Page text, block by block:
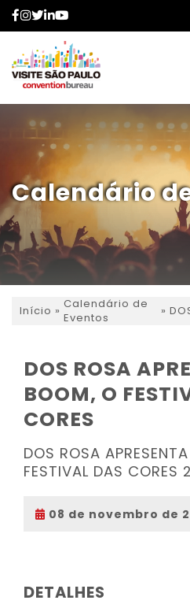
Facebook
Instagram
Twitter
LinkedIn
Calendário
Início » Calendário de
Eventos
»
DOS ROSA
BOOM, O
CORES
DOS ROSA
FESTIVAL DAS CORES
08 de novembro de
DETALHES